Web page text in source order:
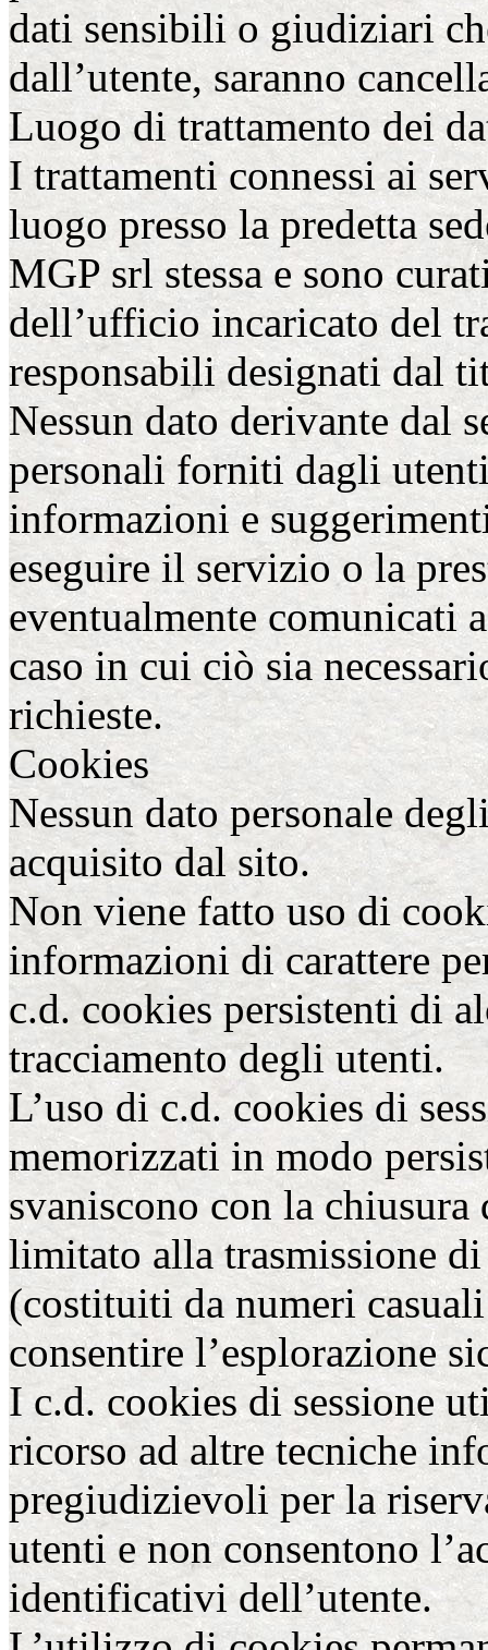
dati sensibili o giudiziari
dall’utente, saranno
Luogo di trattamento dei
I trattamenti connessi ai
luogo presso la predetta
MGP srl stessa e sono
dell’ufficio incaricato del
responsabili designati dal
Nessun dato derivante dal
personali forniti dagli
informazioni e
eseguire il servizio o la
eventualmente comunicati
caso in cui ciò sia
richieste.
Cookies
Nessun dato personale
acquisito dal sito.
Non viene fatto uso di
informazioni di carattere
c.d. cookies persistenti di
tracciamento degli utenti.
L’uso di c.d. cookies di
memorizzati in modo
svaniscono con la chiusura
limitato alla trasmissione
(costituiti da numeri
consentire l’esplorazione
I c.d. cookies di sessione
ricorso ad altre tecniche
pregiudizievoli per la
utenti e non consentono
identificativi dell’utente.